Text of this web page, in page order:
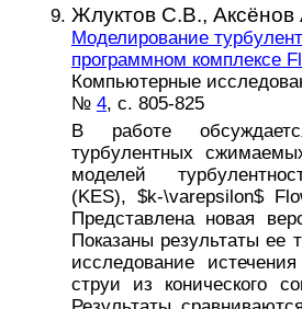
Жлуктов С.В.,
Моделирование
программном комплексе
Компьютерные
№ 4, с. 805-825
В работе
турбулентных
моделей
(KES), $k-\varepsilon$
Представлена новая
Показаны результаты ее
исследование
струи из конического